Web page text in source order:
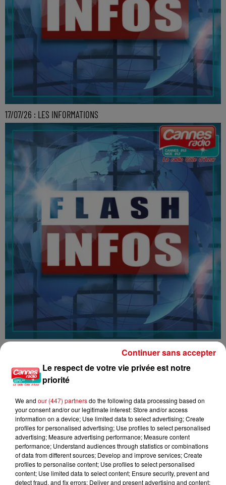
17/07/26 : LES INFORMATIONS
Le respect de votre vie privée est notre
priorité
We and our (447) partnersdo the following data processing based on
your consent and/or our legitimate interest: Store and/or access
information on a device; Use limited data to select advertising; Create
profiles for personalised advertising; Use profiles to select personalised
advertising; Measure advertising performance; Measure content
performance; Understand audiences through statistics or combinations
of data from different sources; Develop and improve services; Create
profiles to personalise content; Use profiles to select personalised
content; Use limited data to select content; Ensure security, prevent and
detect fraud, and fix errors; Deliver and present advertising and content;
Continuer sans accepter